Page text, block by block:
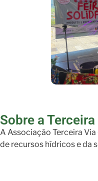
Sobre a Terceira
A Associação Terceira
de recursos hídricos e da